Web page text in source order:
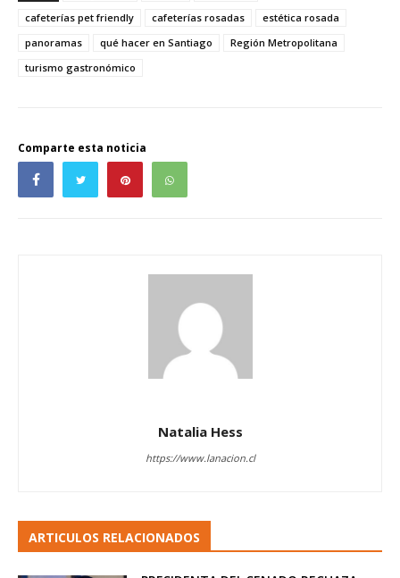
cafeterías pet friendly
cafeterías rosadas
estética rosada
panoramas
qué hacer en Santiago
Región Metropolitana
turismo gastronómico
Comparte esta noticia
Natalia Hess
https://www.lanacion.cl
ARTICULOS RELACIONADOS